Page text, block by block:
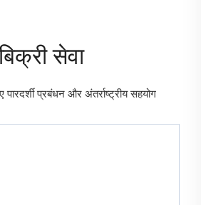
सेवा
प्रबंधन और अंतर्राष्ट्रीय सहयोग